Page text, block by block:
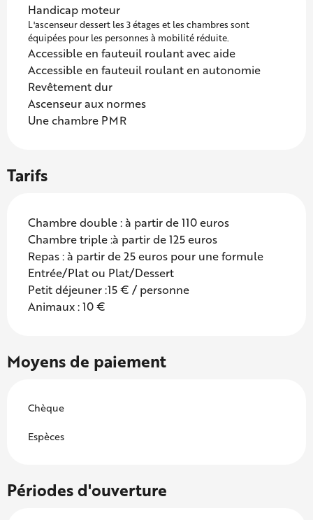
Handicap moteur
L'ascenseur dessert les 3 étages et les chambres sont
équipées pour les personnes à mobilité réduite.
Accessible en fauteuil roulant avec aide
Accessible en fauteuil roulant en autonomie
Revêtement dur
Ascenseur aux normes
Une chambre PMR
Tarifs
Chambre double : à partir de 110 euros
Chambre triple :à partir de 125 euros
Repas : à partir de 25 euros pour une formule
Entrée/Plat ou Plat/Dessert
Petit déjeuner :15 € / personne
Animaux : 10 €
Moyens de paiement
Chèque
Espèces
Périodes d'ouverture